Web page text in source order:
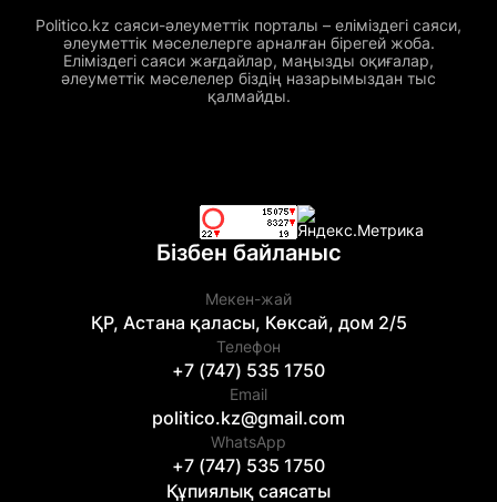
Politico.kz саяси-әлеуметтік порталы – еліміздегі саяси,
әлеуметтік мәселелерге арналған бірегей жоба.
Еліміздегі саяси жағдайлар, маңызды оқиғалар,
әлеуметтік мәселелер біздің назарымыздан тыс
қалмайды.
Бізбен байланыс
Мекен-жай
ҚР, Астана қаласы, Көксай, дом 2/5
Телефон
+7 (747) 535 1750
Email
politico.kz@gmail.com
WhatsApp
+7 (747) 535 1750
Құпиялық саясаты